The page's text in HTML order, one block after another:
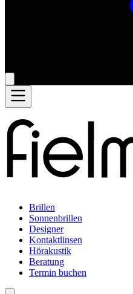
Brillen
Sonnenbrillen
Designer
Kontaktlinsen
Hörakustik
Beratung
Termin buchen